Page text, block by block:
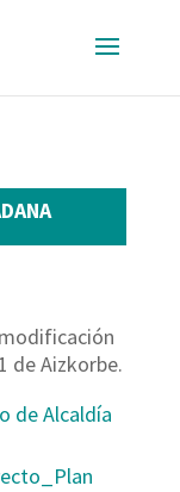
de Aizkorbe.
de Alcaldía